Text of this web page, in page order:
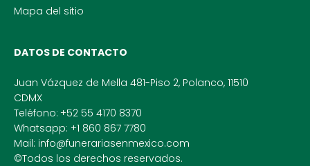
Mapa del sitio
DATOS DE CONTACTO
Juan Vázquez de Mella 481-Piso 2, Polanco, 11510
CDMX
Teléfono: +52 55 4170 8370
Whatsapp: +1 860 867 7780
Mail: info@funerariasenmexico.com
©Todos los derechos reservados.